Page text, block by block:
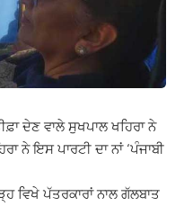
ਦੇਣ ਵਾਲੇ ਸੁਖਪਾਲ ਖਹਿਰਾ ਨੇ
ਨੇ ਇਸ ਪਾਰਟੀ ਦਾ ਨਾਂ ‘ਪੰਜਾਬੀ
ਵਿਖੇ ਪੱਤਰਕਾਰਾਂ ਨਾਲ ਗੱਲਬਾਤ